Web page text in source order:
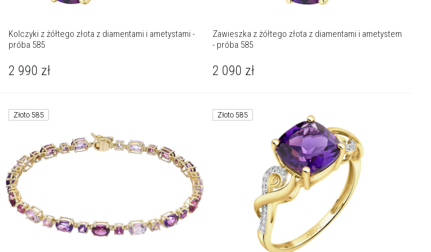
Kolczyki z żółtego złota z diamentami i ametystami -
próba 585
2 990 zł
Zawieszka z żółtego złota z diamentami i ametystem
- próba 585
2 090 zł
Złoto 585 Złoto 585